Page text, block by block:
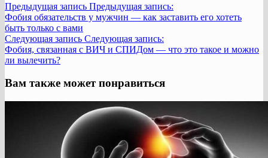
Предыдущая запись Предыдущая запись:
Фобия обязательств у мужчин — как заставить его хотеть
быть только с вами
Следующая запись Следующая запись:
Фобия, связанная с ВИЧ и СПИДом — что это такое и можно
ли вылечить?
Вам также может понравиться